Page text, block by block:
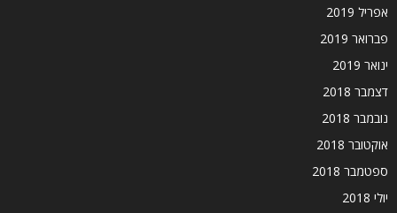
אפריל 2019
פברואר 2019
ינואר 2019
דצמבר 2018
נובמבר 2018
אוקטובר 2018
ספטמבר 2018
יולי 2018